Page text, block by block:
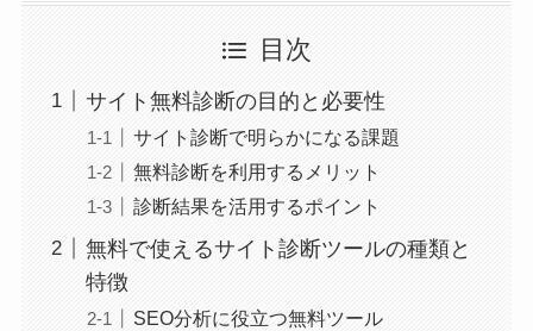
目次
サイト無料診断の目的と必要性
サイト診断で明らかになる課題
無料診断を利用するメリット
診断結果を活用するポイント
無料で使えるサイト診断ツールの種類と
特徴
SEO分析に役立つ無料ツール